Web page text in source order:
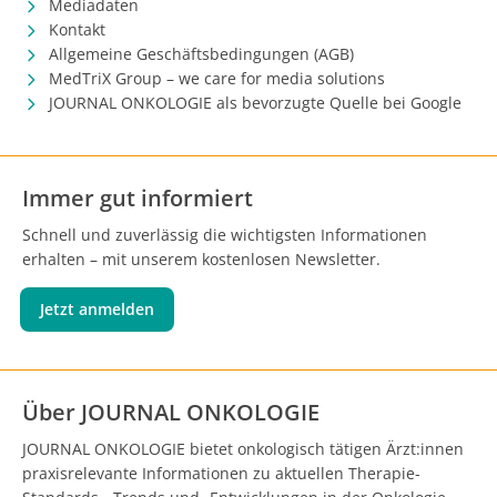
Mediadaten
Kontakt
Allgemeine Geschäftsbedingungen (AGB)
MedTriX Group – we care for media solutions
JOURNAL ONKOLOGIE als bevorzugte Quelle bei Google
Immer gut informiert
Schnell und zuverlässig die wichtigsten Informationen
erhalten – mit unserem kostenlosen Newsletter.
Jetzt anmelden
Über JOURNAL ONKOLOGIE
JOURNAL ONKOLOGIE bietet onkologisch tätigen Ärzt:innen
praxisrelevante Informationen zu aktuellen Therapie-